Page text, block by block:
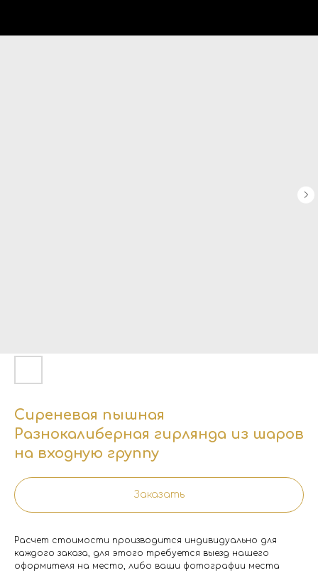
Сиреневая пышная
Разнокалиберная гирлянда из шаров
на входную группу
Заказать
Расчет стоимости производится индивидуально для
каждого заказа, для этого требуется выезд нашего
оформителя на место, либо ваши фотографии места